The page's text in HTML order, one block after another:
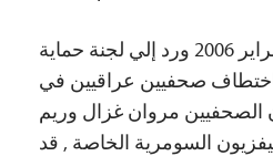
نيويورك في 1 فبراير 2006 ورد إلي لجنة حماية
صحفيين عراقيين في
الصحفيين مروان غزال وريم
السومرية الخاصة , قد